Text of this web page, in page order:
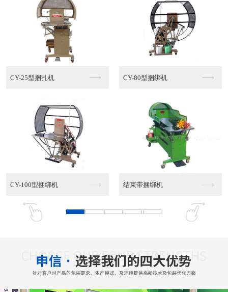
多功能棉绳捆绑机MT... 半自动PE捆绑机
半自动PE捆绑机销售 半自动PE捆绑机代理